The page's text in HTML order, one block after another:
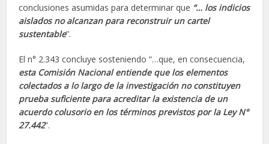
conclusiones asumidas para determinar que “… los indicios
aislados no alcanzan para reconstruir un cartel
sustentable”.
El n° 2.343 concluye sosteniendo “…que, en consecuencia,
esta Comisión Nacional entiende que los elementos
colectados a lo largo de la investigación no constituyen
prueba suficiente para acreditar la existencia de un
acuerdo colusorio en los términos previstos por la Ley N°
27.442”.